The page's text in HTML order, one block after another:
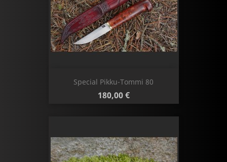
Special Pikku-Tommi 80
Hinta
180,00 €